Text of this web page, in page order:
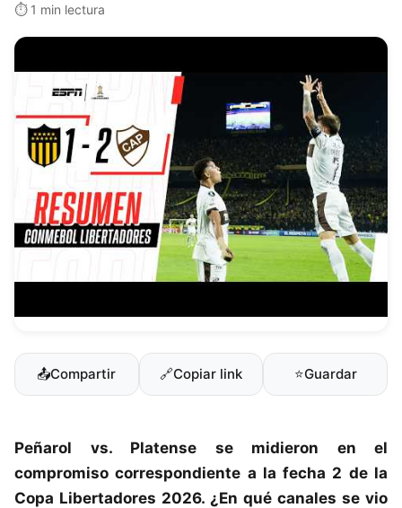
⏱️ 1 min lectura
📤Compartir 🔗Copiar link ⭐Guardar
Peñarol vs. Platense se midieron en el
compromiso correspondiente a la fecha 2 de la
Copa Libertadores 2026. ¿En qué canales se vio